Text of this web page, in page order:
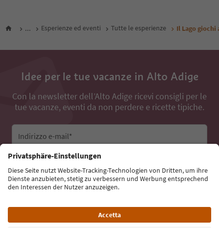
... Esperienze ed eventi Tutte le esperienze Il Lago giochi
Idee per le tue vacanze in Alto Adige
Con la newsletter dell’Alto Adige ricevi consigli per le
tue vacanze, eventi da non perdere e ricette tipiche.
Indirizzo e-mail*
Iscriviti alla newsletter